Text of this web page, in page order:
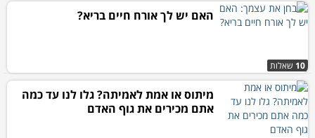
10 שאלות
האם יש לך אורח חיים בריא?
מיתוס או אמת לאמיתה? גלו לנו עד כמה
אתם מכירים את גוף האדם